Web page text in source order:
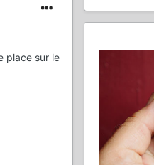
place sur le